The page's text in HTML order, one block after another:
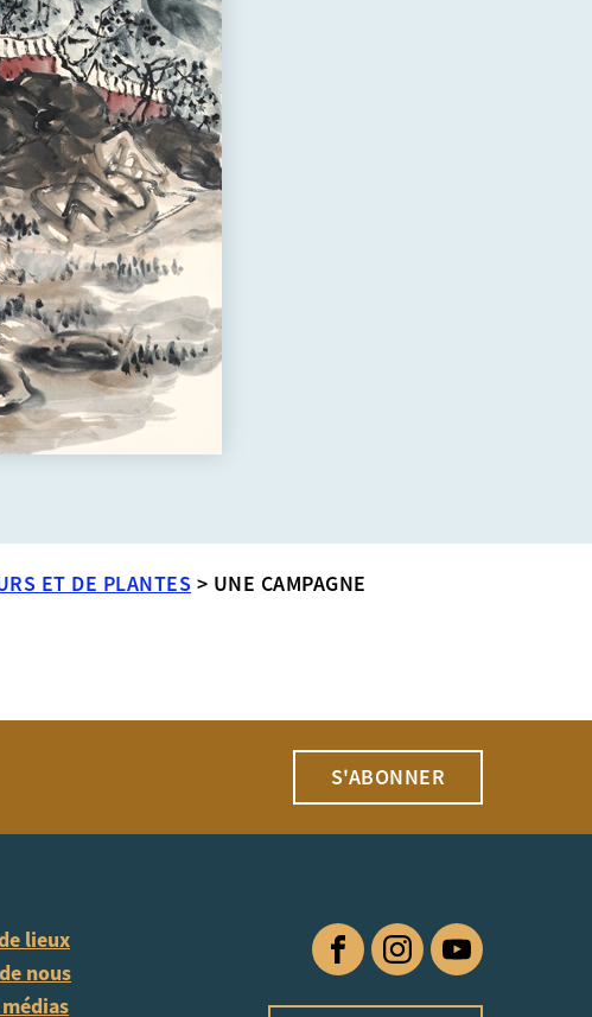
ET DE PLANTES > UNE CAMPAGNE
S'ABONNER
lieux
nous
FacebookInstagramYouTube